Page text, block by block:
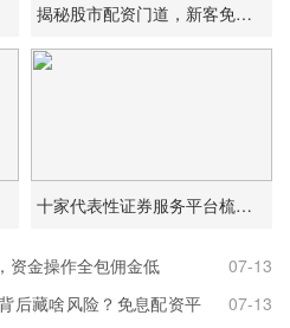
揭秘股市配资门道，新客免息背后藏啥风险？免息配资平台靠谱吗？
十家代表性证券服务平台梳理，含元鼎证券杠杆交易详情
资金操作全包佣金低
07-13
后藏啥风险？免息配资平
07-13